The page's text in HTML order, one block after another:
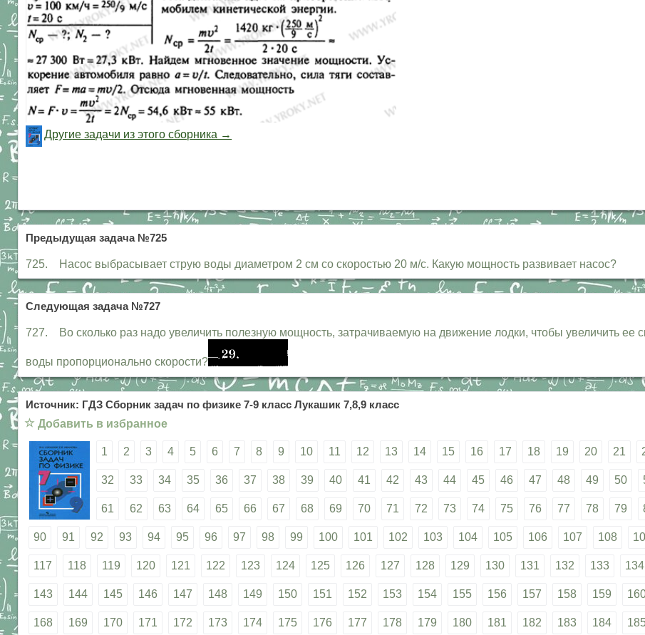
Другие задачи из этого сборника →
Предыдущая задача №725
725. Насос выбрасывает струю воды диаметром 2 см со скоростью 20 м/с. Какую мощность развивает насос?
Следующая задача №727
727. Во сколько раз надо увеличить полезную мощность, затрачиваемую на движение лодки, чтобы увеличить ее
воды пропорционально скорости?
Источник: ГДЗ Сборник задач по физике 7-9 класс Лукашик 7,8,9 класс
☆ Добавить в избранное
1 2 3 4 5 6 7 8 9 10 11 12 13 14 15 16 17 18 19 20 21
32 33 34 35 36 37 38 39 40 41 42 43 44 45 46 47 48 49 50
61 62 63 64 65 66 67 68 69 70 71 72 73 74 75 76 77 78 79
90 91 92 93 94 95 96 97 98 99 100 101 102 103 104 105 106 107 108
117 118 119 120 121 122 123 124 125 126 127 128 129 130 131 132 133 134
143 144 145 146 147 148 149 150 151 152 153 154 155 156 157 158 159
168 169 170 171 172 173 174 175 176 177 178 179 180 181 182 183 184